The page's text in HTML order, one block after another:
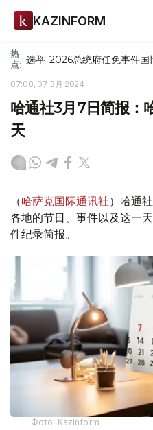
KAZINFORM
热
点: 选举-2026总统府任免事件国
07:00, 07 3月 2024
哈通社3月7日简报：
天
（哈萨克国际通讯社）哈通
各地的节日、事件以及这一
件纪录简报。
Фото: Kazinform